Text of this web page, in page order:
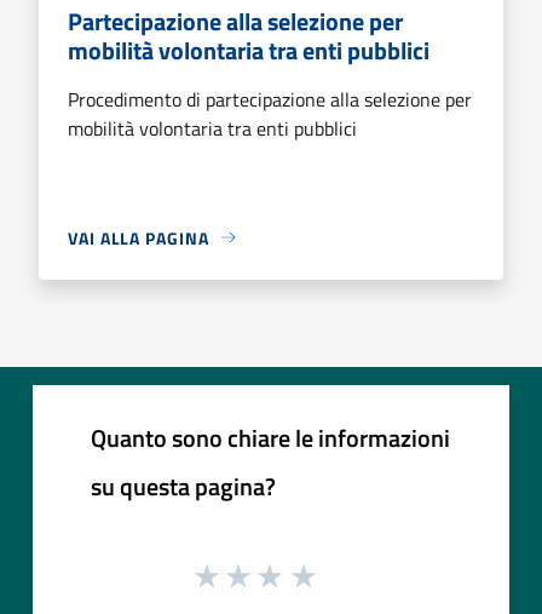
Partecipazione alla selezione per
mobilità volontaria tra enti pubblici
Procedimento di partecipazione alla selezione per
mobilità volontaria tra enti pubblici
VAI ALLA PAGINA
Quanto sono chiare le informazioni
su questa pagina?